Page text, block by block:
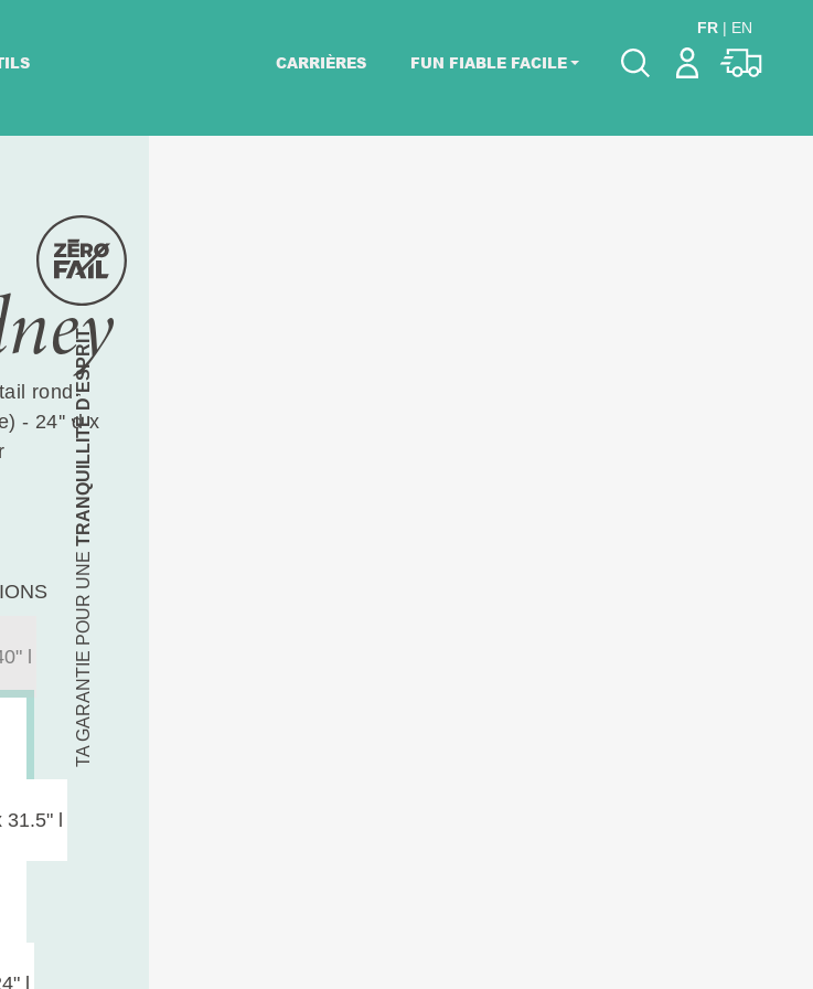
CARRIÈRES FUN FIABLE FACILE
FR| EN
TA GARANTIE POUR UNE
TRANQUILLITÉ D’ESPRIT
rond
- 24'' d x
l
l
l